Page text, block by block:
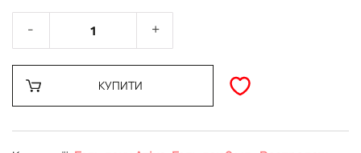
КУПИТИ